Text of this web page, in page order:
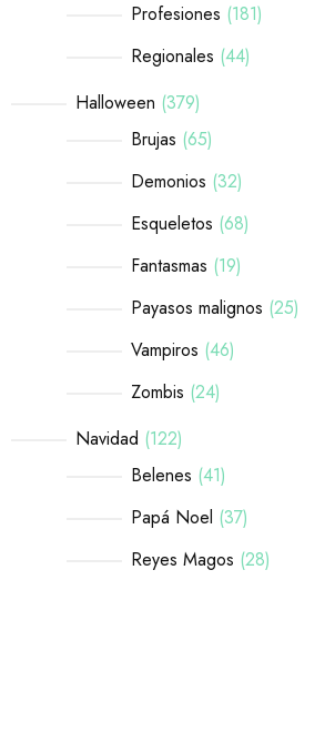
Profesiones 181
Regionales 44
Halloween 379
Brujas 65
Demonios 32
Esqueletos 68
Fantasmas 19
Payasos malignos 25
Vampiros 46
Zombis 24
Navidad 122
Belenes 41
Papá Noel 37
Reyes Magos 28